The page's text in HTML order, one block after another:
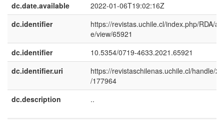
dc.date.available
2022-01-06T19:02:16Z
dc.identifier
https://revistas.uchile.cl/index.php/RDA/
e/view/65921
dc.identifier
10.5354/0719-4633.2021.65921
dc.identifier.uri
https://revistaschilenas.uchile.cl/handle/
/177964
dc.description
..